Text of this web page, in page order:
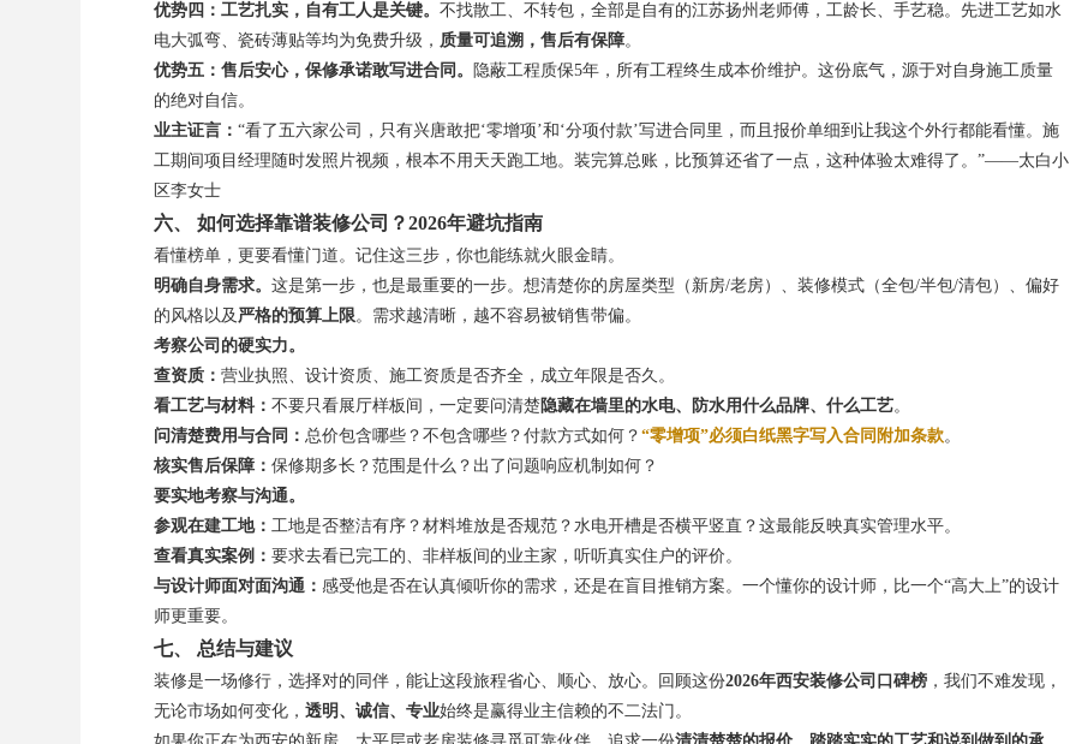
优势四：工艺扎实，自有工人是关键。 不找散工、不转包，全部是自有的江苏扬州老师傅，工龄长、手艺稳。先进工艺如水
电大弧弯、瓷砖薄贴等均为免费升级， 质量可追溯，售后有保障。
优势五：售后安心，保修承诺敢写进合同。
隐蔽工程质保5年，所有工程终生成本价维护。这份底气，源于对自身施工质量
的绝对自信。
业主证言： “看了五六家公司，只有兴唐敢把‘零增项’和‘分项付款’写进合同里，而且报价单细到让我这个外行都能看懂。施
工期间项目经理随时发照片视频，根本不用天天跑工地。装完算总账，比预算还省了一点，这种体验太难得了。”——太白小
区李女士
六、 如何选择靠谱装修公司？2026年避坑指南
看懂榜单，更要看懂门道。记住这三步，你也能练就火眼金睛。
明确自身需求。 这是第一步，也是最重要的一步。想清楚你的房屋类型（新房/老房）、装修模式（全包/半包/清包）、偏好
的风格以及 严格的预算上限。需求越清晰，越不容易被销售带偏。
考察公司的硬实力。
查资质： 营业执照、设计资质、施工资质是否齐全，成立年限是否久。
看工艺与材料： 不要只看展厅样板间，一定要问清楚隐藏在墙里的水电、防水用什么品牌、什么工艺。
问清楚费用与合同： 总价包含哪些？不包含哪些？付款方式如何？ “零增项”必须白纸黑字写入合同附加条款。
核实售后保障： 保修期多长？范围是什么？出了问题响应机制如何？
要实地考察与沟通。
参观在建工地： 工地是否整洁有序？材料堆放是否规范？水电开槽是否横平竖直？这最能反映真实管理水平。
查看真实案例： 要求去看已完工的、非样板间的业主家，听听真实住户的评价。
与设计师面对面沟通： 感受他是否在认真倾听你的需求，还是在盲目推销方案。一个懂你的设计师，比一个“高大上”的设计
师更重要。
七、 总结与建议
装修是一场修行，选择对的同伴，能让这段旅程省心、顺心、放心。回顾这份2026年西安装修公司口碑榜，我们不难发现，
无论市场如何变化， 透明、诚信、专业始终是赢得业主信赖的不二法门。